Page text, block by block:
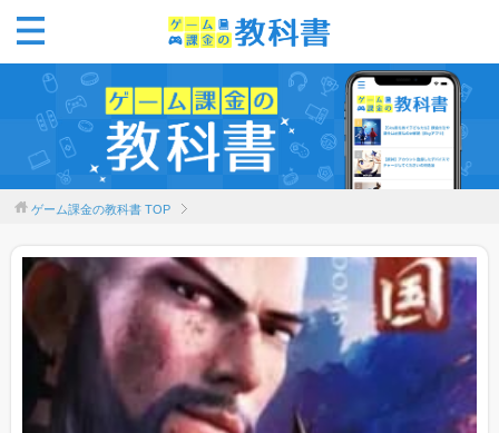
ゲーム課金の教科書 TOP